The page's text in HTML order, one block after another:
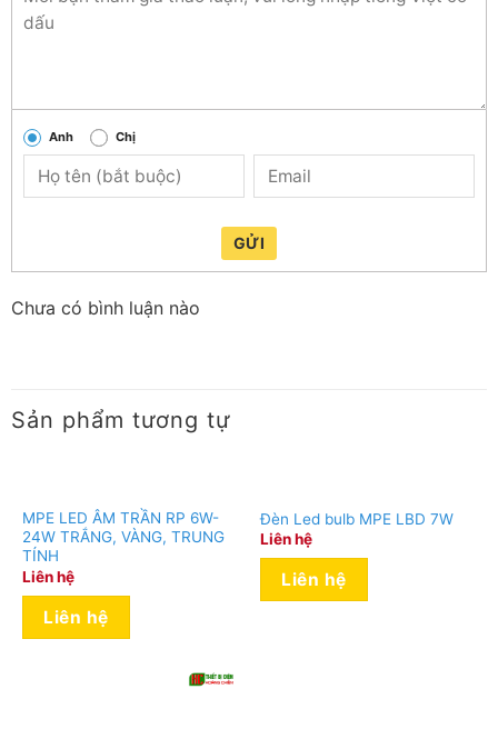
Anh Chị
GỬI
Chưa có bình luận nào
Sản phẩm tương tự
MPE LED ÂM TRẦN RP 6W-
24W TRẮNG, VÀNG, TRUNG
TÍNH
Liên hệ
Liên hệ
Đèn Led bulb MPE LBD 7W
Liên hệ
Liên hệ